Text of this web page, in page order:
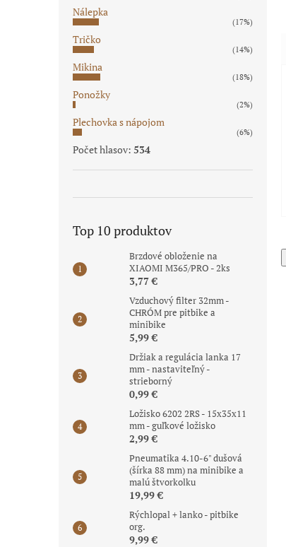
Nálepka
(17%)
Tričko
(14%)
Mikina
(18%)
Ponožky
(2%)
Plechovka s nápojom
(6%)
Počet hlasov: 534
Top 10 produktov
Brzdové obloženie na
XIAOMI M365/PRO - 2ks
3,77 €
Vzduchový filter 32mm -
CHRÓM pre pitbike a
minibike
5,99 €
Držiak a regulácia lanka 17
mm - nastaviteľný -
strieborný
0,99 €
Ložisko 6202 2RS - 15x35x11
mm - guľkové ložisko
2,99 €
Pneumatika 4.10-6" dušová
(šírka 88 mm) na minibike a
malú štvorkolku
19,99 €
Rýchlopal + lanko - pitbike
org.
9,99 €
Duša 4.10 - 6" TR13
Akcia
Pneu 12 1/2 x 2,75 +
duša